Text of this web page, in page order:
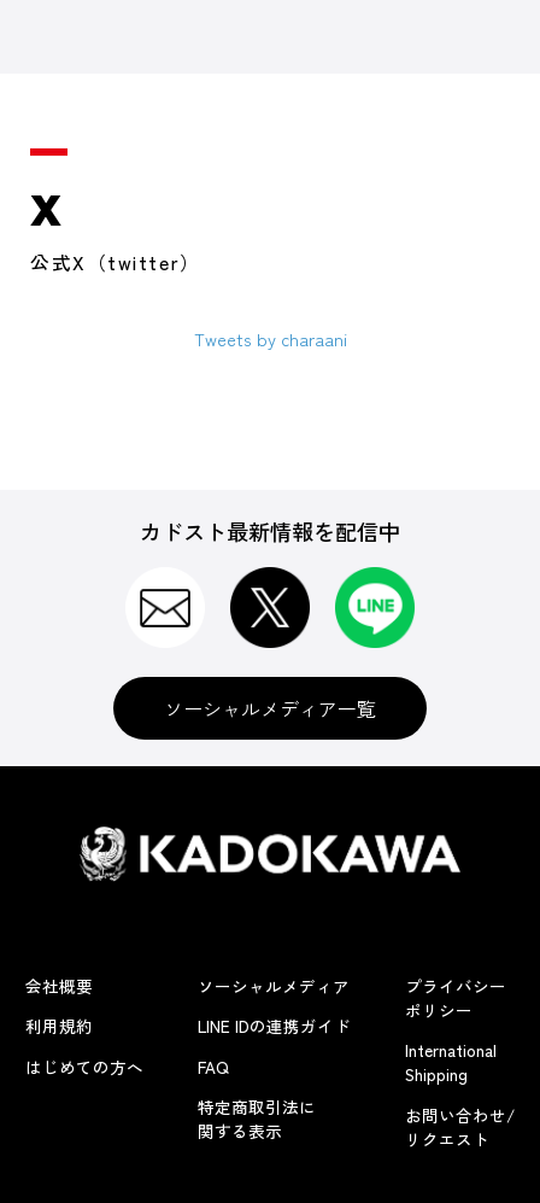
X
公式X（twitter）
Tweets by charaani
カドスト最新情報を配信中
ソーシャルメディア一覧
会社概要
利用規約
はじめての方へ
ソーシャルメディア
LINE IDの連携ガイド
FAQ
特定商取引法に
関する表示
プライバシー
ポリシー
International
Shipping
お問い合わせ/
リクエスト